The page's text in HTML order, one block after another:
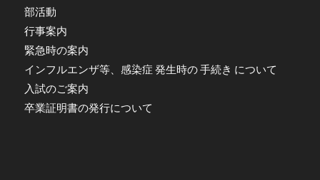
部活動
行事案内
緊急時の案内
インフルエンザ等、感染症 発生時の 手続き について
入試のご案内
卒業証明書の発行について